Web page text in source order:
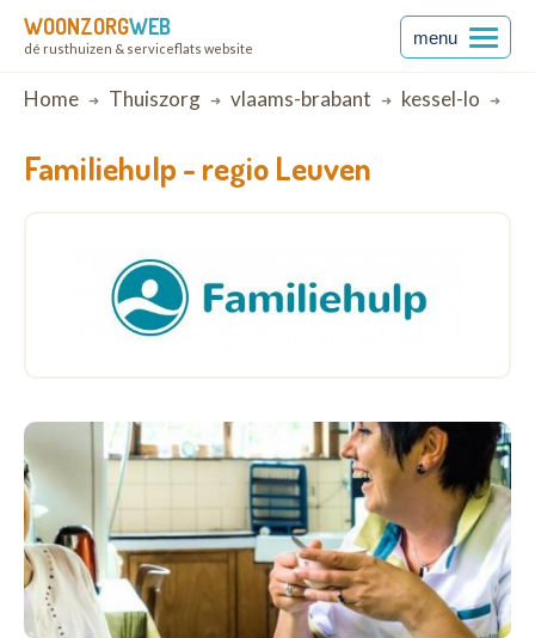
WOONZORGWEB
dé rusthuizen & serviceflats website
menu
Breadcrumb
Home Thuiszorg vlaams-brabant kessel-lo
Familiehulp - regio Leuven